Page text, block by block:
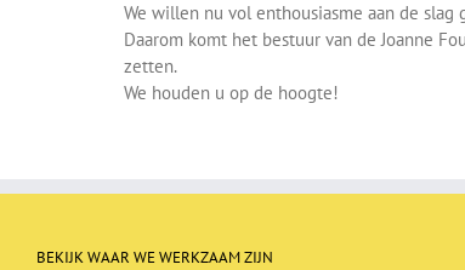
We willen nu vol enthousiasme aan de
Daarom komt het bestuur van de Joanne
zetten.
We houden u op de hoogte!
BEKIJK WAAR WE WERKZAAM ZIJN